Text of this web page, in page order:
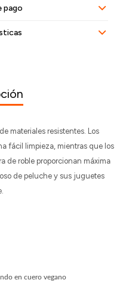
pago
materiales resistentes. Los
fácil limpieza, mientras que los
de roble proporcionan máxima
de peluche y sus juguetes
en cuero vegano